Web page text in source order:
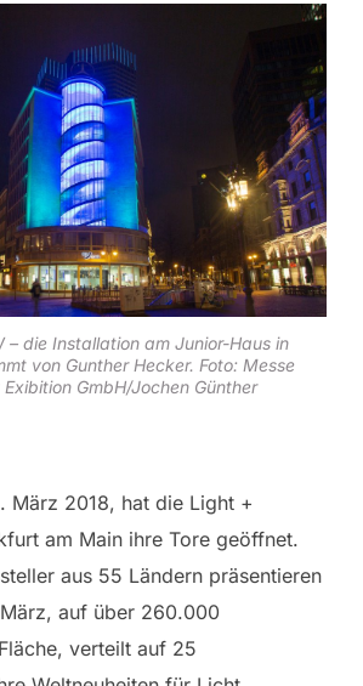
– die Installation am Junior-Haus in
von Gunther Hecker. Foto: Messe
GmbH/Jochen Günther
März 2018, hat die Light +
am Main ihre Tore geöffnet.
aus 55 Ländern präsentieren
auf über 260.000
verteilt auf 25